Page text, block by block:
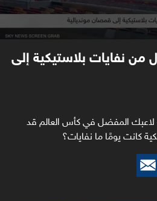
نفايات بلاستيكية إلى
لاعبك المفضل في كأس العالم قد
كانت يومًا ما نفايات؟